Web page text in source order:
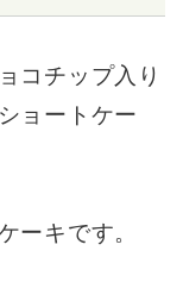
コチップ入り
ョートケー
ーキです。